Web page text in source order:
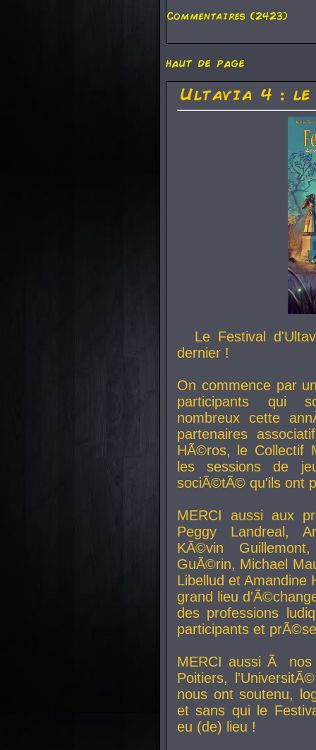
Commentaires (2423)
haut de page
Ultavia 4 :
Le Festival
dernier !
On commence par
participants qui
nombreux cette
partenaires
HÃ©ros, le Collectif
les sessions de
sociÃ©tÃ© qu'ils ont
MERCI aussi aux
Peggy Landreal,
KÃ©vin
GuÃ©rin, Michael
Libellud et Amandine
grand lieu
des professions
participants et
MERCI aussi Ã nos
Poitiers,
nous ont soutenu,
et sans qui le
eu (de) lieu !